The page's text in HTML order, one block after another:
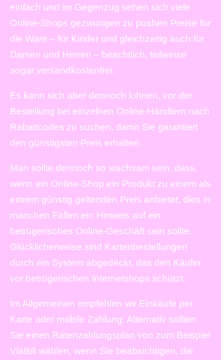
einfach und im Gegenzug sehen sich viele
Online-Shops gezwungen zu pushen Preise für
die Ware – für Kinder und gleichzeitig auch für
Damen und Herren – beachtlich, teilweise
sogar versandkostenfrei.
Es kann sich aber dennoch lohnen, vor der
Bestellung bei einzelnen Online-Händlern nach
Rabattcodes zu suchen, damit Sie garantiert
den günstigsten Preis erhalten.
Man sollte dennoch so wachsam sein, dass,
wenn ein Online-Shop ein Produkt zu einem als
extrem günstig geltenden Preis anbietet, dies in
manchen Fällen ein Hinweis auf ein
betrügerisches Online-Geschäft sein sollte.
Glücklicherweise sind Kartenbestellungen
durch ein System abgedeckt, das den Käufer
vor betrügerischen Internetshops schützt.
Im Allgemeinen empfehlen wir Einkäufe per
Karte oder mobile Zahlung. Alternativ sollten
Sie einen Ratenzahlungsplan von zum Beispiel
ViaBill wählen, wenn Sie beabsichtigen, die